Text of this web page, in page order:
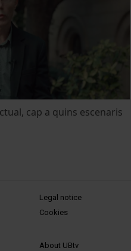
cap a quins escenaris
MENÚ PEU 1
Legal notice
Cookies
PEU 2
About UBtv